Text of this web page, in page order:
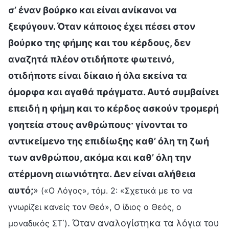
σ’ έναν βούρκο και είναι ανίκανοι να
ξεφύγουν. Όταν κάποιος έχει πέσει στον
βούρκο της φήμης και του κέρδους, δεν
αναζητά πλέον οτιδήποτε φωτεινό,
οτιδήποτε είναι δίκαιο ή όλα εκείνα τα
όμορφα και αγαθά πράγματα. Αυτό συμβαίνει
επειδή η φήμη και το κέρδος ασκούν τρομερή
γοητεία στους ανθρώπους· γίνονται το
αντικείμενο της επιδίωξης καθ’ όλη τη ζωή
των ανθρώπου, ακόμα και καθ’ όλη την
ατέρμονη αιωνιότητα. Δεν είναι αλήθεια
αυτό;» («Ο Λόγος», τόμ. 2: «Σχετικά με το να
γνωρίζει κανείς τον Θεό», Ο ίδιος ο Θεός, ο
μοναδικός ΣΤ΄). Όταν αναλογίστηκα τα λόγια του